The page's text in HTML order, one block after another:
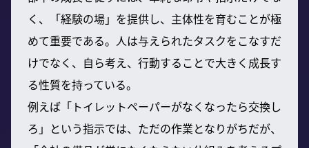
く、「経験の場」を提供し、主体性を育むことが極
めて重要である。人は与えられたタスクをこなすだ
けでなく、自ら考え、行動することで大きく成長す
る性質を持っている。
例えば「トイレットペーパーがなくなったら交換し
ろ」という指示では、ただの作業となりがちだが、